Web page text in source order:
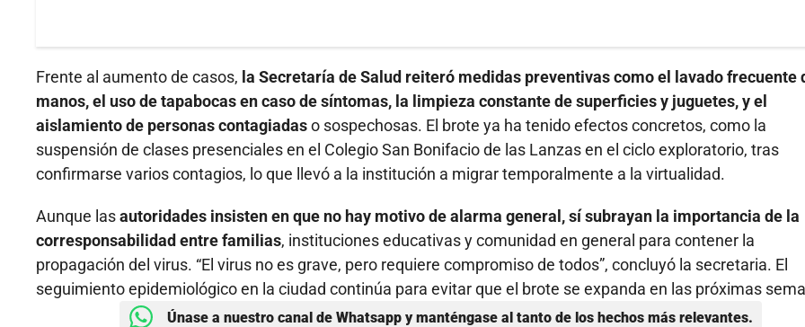
Frente al aumento de casos, la Secretaría de Salud reiteró medidas preventivas como el lavado frecuente
manos, el uso de tapabocas en caso de síntomas, la limpieza constante de superficies y juguetes, y el
aislamiento de personas contagiadaso sospechosas. El brote ya ha tenido efectos concretos, como la
suspensión de clases presenciales en el Colegio San Bonifacio de las Lanzas en el ciclo exploratorio, tras
confirmarse varios contagios, lo que llevó a la institución a migrar temporalmente a la virtualidad.
Aunque lasautoridades insisten en que no hay motivo de alarma general, sí subrayan la importancia de la
corresponsabilidad entre familias, instituciones educativas y comunidad en general para contener la
propagación del virus. “El virus no es grave, pero requiere compromiso de todos”, concluyó la secretaria. El
seguimiento epidemiológico en la ciudad continúa para evitar que el brote se expanda en las próximas
Únase a nuestro canal de Whatsapp y manténgase al tanto de los hechos más relevantes.